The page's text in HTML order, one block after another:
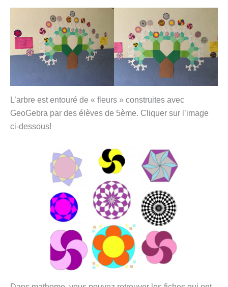
L’arbre est entouré de « fleurs » construites avec
GeoGebra par des élèves de 5ème. Cliquer sur l’image
ci-dessous!